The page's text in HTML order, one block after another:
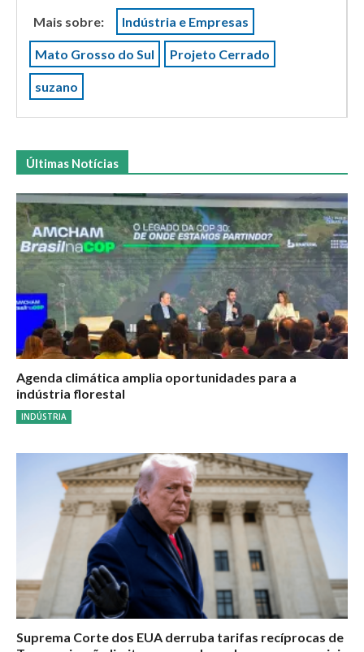
Mais sobre: Indústria e Empresas
Mato Grosso do Sul Projeto Cerrado
suzano
Últimas Notícias
Agenda climática amplia oportunidades para a
indústria florestal
INDÚSTRIA
Suprema Corte dos EUA derruba tarifas recíprocas de